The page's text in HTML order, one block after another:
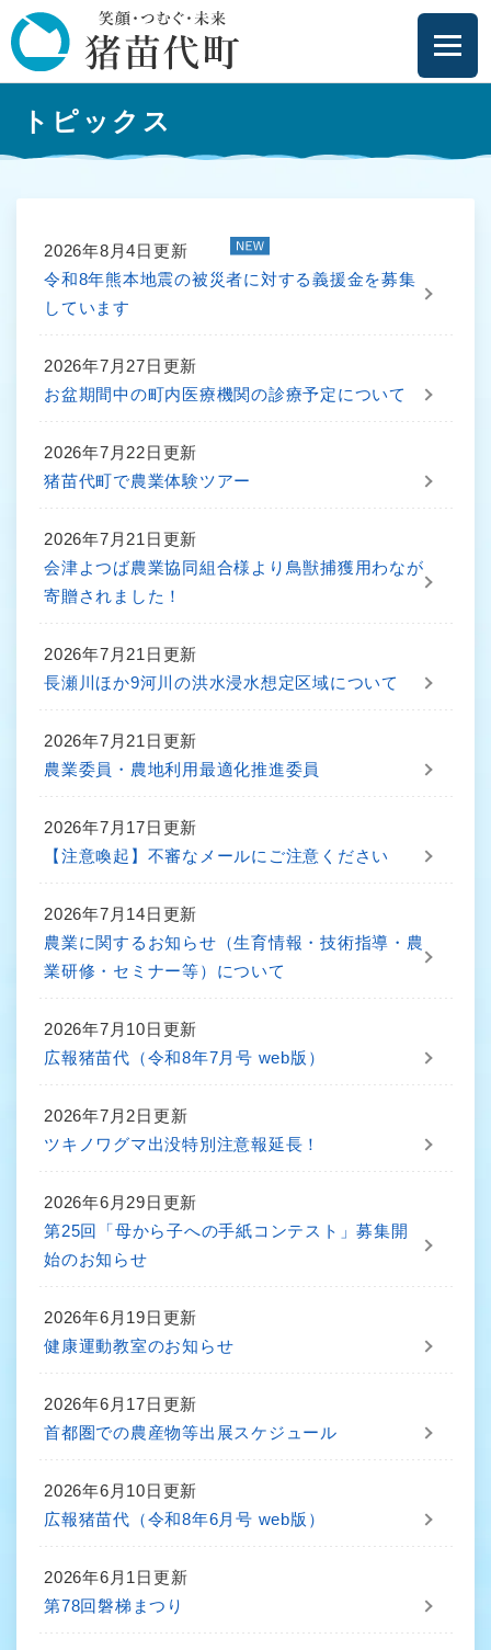
ー
ジ
の
メニューを飛ばして本文へ
トピックス
2026年8月4日更新
令和8年熊本地震の被災者に対する義援金を募集
しています
2026年7月27日更新
お盆期間中の町内医療機関の診療予定について
2026年7月22日更新
猪苗代町で農業体験ツアー
2026年7月21日更新
会津よつば農業協同組合様より鳥獣捕獲用わなが
寄贈されました！
2026年7月21日更新
長瀬川ほか9河川の洪水浸水想定区域について
2026年7月21日更新
農業委員・農地利用最適化推進委員
2026年7月17日更新
【注意喚起】不審なメールにご注意ください
2026年7月14日更新
農業に関するお知らせ（生育情報・技術指導・農
業研修・セミナー等）について
2026年7月10日更新
広報猪苗代（令和8年7月号 web版）
2026年7月2日更新
ツキノワグマ出没特別注意報延長！
2026年6月29日更新
第25回「母から子への手紙コンテスト」募集開
始のお知らせ
2026年6月19日更新
健康運動教室のお知らせ
2026年6月17日更新
首都圏での農産物等出展スケジュール
2026年6月10日更新
広報猪苗代（令和8年6月号 web版）
2026年6月1日更新
第78回磐梯まつり